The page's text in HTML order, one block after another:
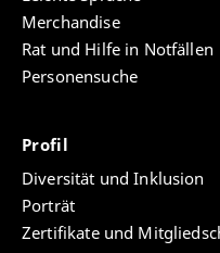
Merchandise
Rat und Hilfe in Notfällen
Personensuche
Profil
Diversität und Inklusion
Porträt
Zertifikate und